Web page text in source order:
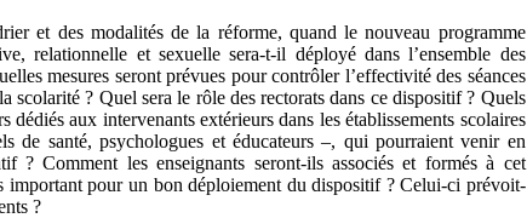
et des modalités de la réforme, quand le nouveau programme
relationnelle et sexuelle sera-t-il déployé dans l’ensemble des
mesures seront prévues pour contrôler l’effectivité des séances
scolarité ? Quel sera le rôle des rectorats dans ce dispositif ? Quels
dédiés aux intervenants extérieurs dans les établissements scolaires
de santé, psychologues et éducateurs –, qui pourraient venir en
? Comment les enseignants seront-ils associés et formés à cet
important pour un bon déploiement du dispositif ? Celui-ci prévoit-
?